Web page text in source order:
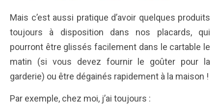
Mais c’est aussi pratique d’avoir quelques produits
toujours à disposition dans nos placards, qui
pourront être glissés facilement dans le cartable le
matin (si vous devez fournir le goûter pour la
garderie) ou être dégainés rapidement à la maison !
Par exemple, chez moi, j’ai toujours :